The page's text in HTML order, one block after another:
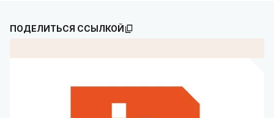
ПОДЕЛИТЬСЯ ССЫЛКОЙ